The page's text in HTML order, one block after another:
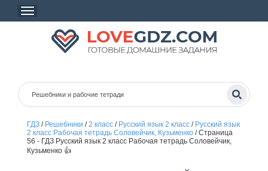
ГДЗ/ Решебники /2 класс/ Русский язык 2 класс/ Русский язык
2 класс Рабочая тетрадь Соловейчик, Кузьменко/Страница
56 - ГДЗ Русский язык 2 класс Рабочая тетрадь Соловейчик,
Кузьменко 👍